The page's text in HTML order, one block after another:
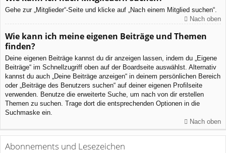
Gehe zur „Mitglieder“-Seite und klicke auf „Nach einem Mitglied suchen“.
Nach oben
Wie kann ich meine eigenen Beiträge und Themen
finden?
Deine eigenen Beiträge kannst du dir anzeigen lassen, indem du „Eigene
Beiträge“ im Schnellzugriff oben auf der Boardseite auswählst. Alternativ
kannst du auch „Deine Beiträge anzeigen“ in deinem persönlichen Bereich
oder „Beiträge des Benutzers suchen“ auf deiner eigenen Profilseite
verwenden. Benutze die erweiterte Suche, um nach von dir erstellen
Themen zu suchen. Trage dort die entsprechenden Optionen in die
Suchmaske ein.
Nach oben
Abonnements und Lesezeichen